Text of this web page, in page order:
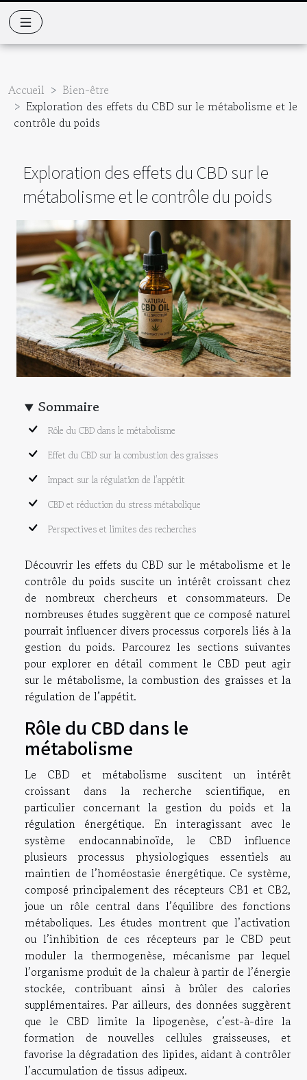
Accueil
Bien-être
Exploration des effets du CBD sur le métabolisme et le
contrôle du poids
Exploration des effets du CBD sur le
métabolisme et le contrôle du poids
Sommaire
Rôle du CBD dans le métabolisme
Effet du CBD sur la combustion des graisses
Impact sur la régulation de l’appétit
CBD et réduction du stress métabolique
Perspectives et limites des recherches
Découvrir les effets du CBD sur le métabolisme et le
contrôle du poids suscite un intérêt croissant chez
de nombreux chercheurs et consommateurs. De
nombreuses études suggèrent que ce composé naturel
pourrait influencer divers processus corporels liés à la
gestion du poids. Parcourez les sections suivantes
pour explorer en détail comment le CBD peut agir
sur le métabolisme, la combustion des graisses et la
régulation de l’appétit.
Rôle du CBD dans le
métabolisme
Le CBD et métabolisme suscitent un intérêt
croissant dans la recherche scientifique, en
particulier concernant la gestion du poids et la
régulation énergétique. En interagissant avec le
système endocannabinoïde, le CBD influence
plusieurs processus physiologiques essentiels au
maintien de l’homéostasie énergétique. Ce système,
composé principalement des récepteurs CB1 et CB2,
joue un rôle central dans l’équilibre des fonctions
métaboliques. Les études montrent que l’activation
ou l’inhibition de ces récepteurs par le CBD peut
moduler la thermogenèse, mécanisme par lequel
l’organisme produit de la chaleur à partir de l’énergie
stockée, contribuant ainsi à brûler des calories
supplémentaires. Par ailleurs, des données suggèrent
que le CBD limite la lipogenèse, c’est-à-dire la
formation de nouvelles cellules graisseuses, et
favorise la dégradation des lipides, aidant à contrôler
l’accumulation de tissus adipeux.